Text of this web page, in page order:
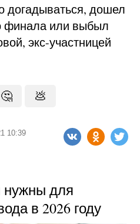
догадываться, дошел
или выбыл
экс-участницей
🤔 💩
10:39
нужны для
в 2026 году